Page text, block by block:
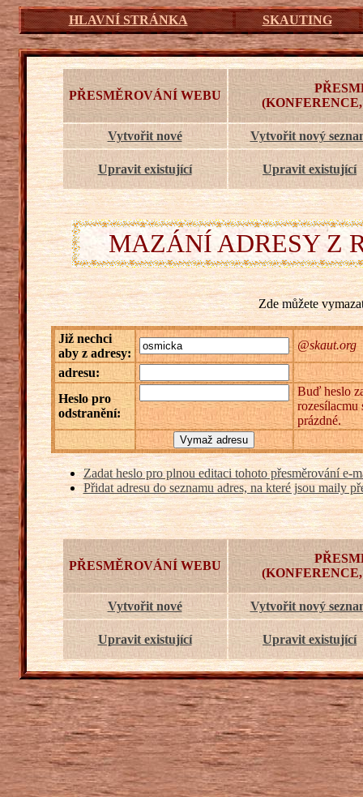
HLAVNÍ STRÁNKA SKAUTING
PŘESMĚROVÁNÍ WEBU
Vytvořit nové Vytvořit nový
Upravit existující Upravit existující
MAZÁNÍ ADRESY Z
Zde můžete
Již nechci
aby z adresy:
@skaut.org
adresu:
Heslo pro
odstranění:
Buď heslo
rozesílacmu
prázdné.
Zadat heslo pro plnou editaci tohoto přesměrování e-
Přidat adresu do seznamu adres, na které jsou maily
PŘESMĚROVÁNÍ WEBU
Vytvořit nové Vytvořit nový
Upravit existující Upravit existující